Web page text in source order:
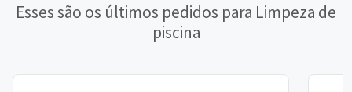
Esses são os últimos pedidos para Limpeza de
piscina